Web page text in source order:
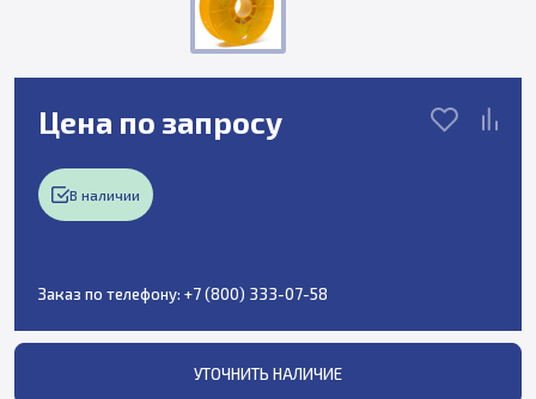
Цена по запросу
В наличии
Заказ по телефону: +7 (800) 333-07-58
УТОЧНИТЬ НАЛИЧИЕ